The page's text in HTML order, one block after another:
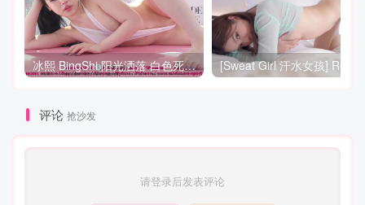
冰熙 BingShi 阳光洒落 白色死库水也藏不住她的动人曲线
评论 抢沙发
请登录后发表评论